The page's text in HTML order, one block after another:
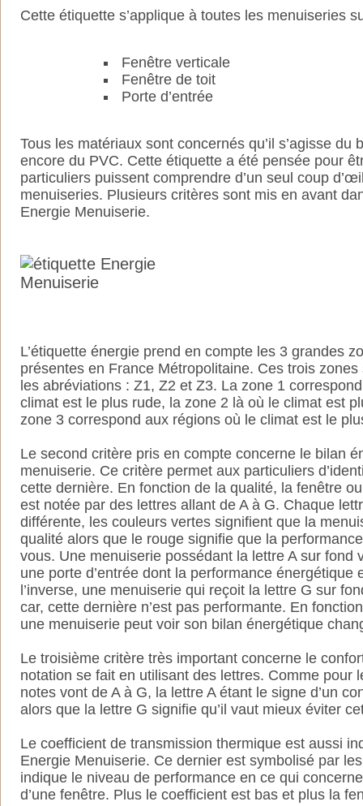
Cette étiquette s’applique à toutes les menuiseries
Fenêtre verticale
Fenêtre de toit
Porte d’entrée
Tous les matériaux sont concernés qu’il s’agisse du
encore du PVC. Cette étiquette a été pensée pour
particuliers puissent comprendre d’un seul coup
menuiseries. Plusieurs critères sont mis en avant
Energie Menuiserie.
L’étiquette énergie prend en compte les 3 grandes
présentes en France Métropolitaine. Ces trois
les abréviations : Z1, Z2 et Z3. La zone 1
climat est le plus rude, la zone 2 là où le climat est
zone 3 correspond aux régions où le climat est le
Le second critère pris en compte concerne le bilan
menuiserie. Ce critère permet aux particuliers
cette dernière. En fonction de la qualité, la fenêtre
est notée par des lettres allant de A à G. Chaque
différente, les couleurs vertes signifient que la
qualité alors que le rouge signifie que la
vous. Une menuiserie possédant la lettre A sur fond
une porte d’entrée dont la performance énergétique
l’inverse, une menuiserie qui reçoit la lettre G sur
car, cette dernière n’est pas performante. En
une menuiserie peut voir son bilan énergétique
Le troisième critère très important concerne le
notation se fait en utilisant des lettres. Comme pour
notes vont de A à G, la lettre A étant le signe d’un
alors que la lettre G signifie qu’il vaut mieux éviter
Le coefficient de transmission thermique est aussi
Energie Menuiserie. Ce dernier est symbolisé par
indique le niveau de performance en ce qui
d’une fenêtre. Plus le coefficient est bas et plus la